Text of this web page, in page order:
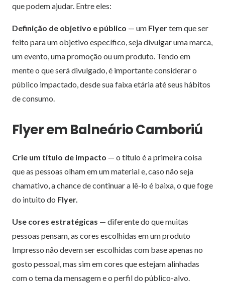
que podem ajudar. Entre eles:
Definição de objetivo e público — um Flyertem que ser
feito para um objetivo específico, seja divulgar uma marca,
um evento, uma promoção ou um produto. Tendo em
mente o que será divulgado, é importante considerar o
público impactado, desde sua faixa etária até seus hábitos
de consumo.
Flyer em Balneário Camboriú
Crie um título de impacto — o título é a primeira coisa
que as pessoas olham em um material e, caso não seja
chamativo, a chance de continuar a lê-lo é baixa, o que foge
do intuito do Flyer.
Use cores estratégicas — diferente do que muitas
pessoas pensam, as cores escolhidas em um produto
Impresso não devem ser escolhidas com base apenas no
gosto pessoal, mas sim em cores que estejam alinhadas
com o tema da mensagem e o perfil do público-alvo.